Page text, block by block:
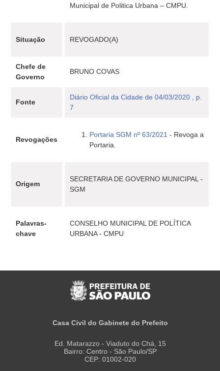
Municipal de Politica Urbana – CMPU.
Situação REVOGADO(A)
Chefe de
Governo
BRUNO COVAS
Fonte
Diário Oficial da Cidade de 04/03/2020 , p.
7
Revogações
Portaria SGM nº 63/2021 - Revoga a
Portaria.
Origem
SECRETARIA DE GOVERNO MUNICIPAL -
SGM
Palavras-
chave
CONSELHO MUNICIPAL DE POLÍTICA
URBANA - CMPU
Casa Civil do Gabinete do Prefeito
Ed. Matarazzo - Viaduto do Chá, 15
Bairro: Centro - São Paulo/SP
CEP: 01002-020